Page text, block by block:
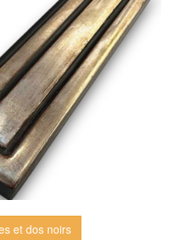
et dos noirs